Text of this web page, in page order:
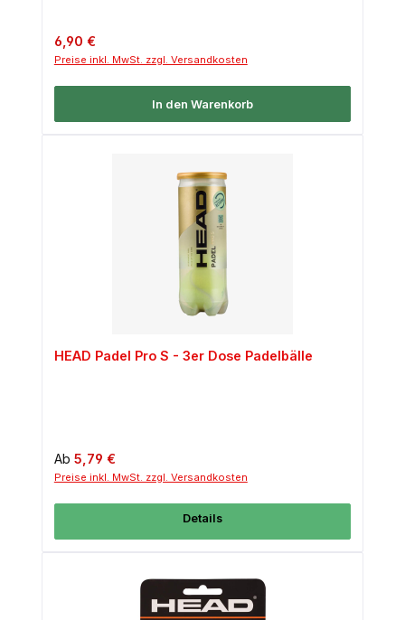
Regulärer Preis:
6,90 €
Preise inkl. MwSt. zzgl. Versandkosten
In den Warenkorb
HEAD Padel Pro S - 3er Dose Padelbälle
Regulärer Preis:
Ab 5,79 €
Preise inkl. MwSt. zzgl. Versandkosten
Details